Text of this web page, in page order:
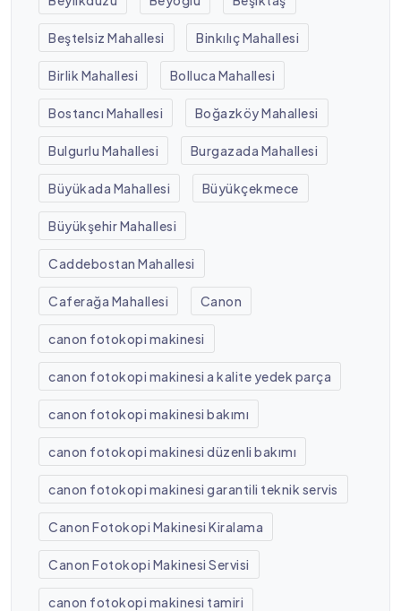
Beştelsiz Mahallesi Binkılıç Mahallesi
Birlik Mahallesi Bolluca Mahallesi
Bostancı Mahallesi Boğazköy Mahallesi
Bulgurlu Mahallesi Burgazada Mahallesi
Büyükada Mahallesi Büyükçekmece
Büyükşehir Mahallesi
Caddebostan Mahallesi
Caferağa Mahallesi Canon
canon fotokopi makinesi
canon fotokopi makinesi a kalite yedek parça
canon fotokopi makinesi bakımı
canon fotokopi makinesi düzenli bakımı
canon fotokopi makinesi garantili teknik servis
Canon Fotokopi Makinesi Kiralama
Canon Fotokopi Makinesi Servisi
canon fotokopi makinesi tamiri